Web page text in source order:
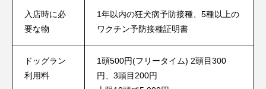
入店時に必
要な物
1年以内の狂犬病予防接種、5種以上の
ワクチン予防接種証明書
ドッグラン
利用料
1頭500円(フリータイム) 2頭目300
円、3頭目200円